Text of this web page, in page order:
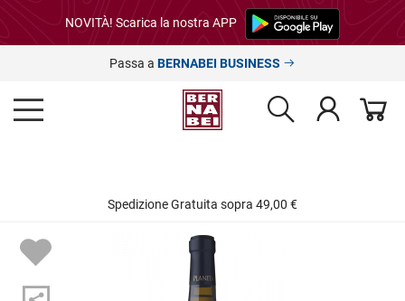
NOVITÀ! Scarica la nostra APP
Passa a BERNABEI BUSINESS
Spedizione Gratuita sopra 49,00 €